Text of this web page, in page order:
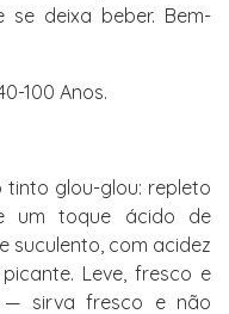
se deixa beber. Bem-
100 Anos.
tinto glou-glou: repleto
um toque ácido de
suculento, com acidez
Leve, fresco e
— sirva fresco e não